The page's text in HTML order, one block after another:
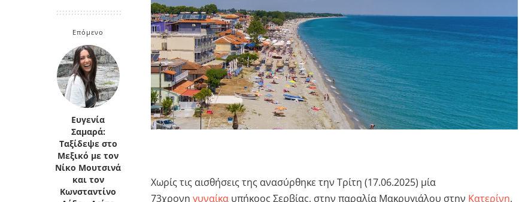
Κρήτη
Κυκλάδες
Πελοπόννησος
Πελοπόννησος
Επόμενο
Ευγενία
Σαμαρά:
Ταξίδεψε στο
Μεξικό με τον
Νίκο Μουτσινά
και τον
Κωνσταντίνο
Χωρίς τις αισθήσεις της ανασύρθηκε την Τρίτη (17.06.2025) μία
73χρονη γυναίκα υπήκοος Σερβίας, στην παραλία Μακρυγιάλου στην Κατερίνη.